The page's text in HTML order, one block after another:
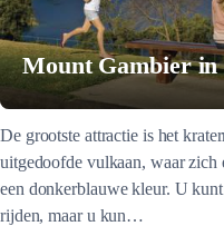
Mount Gambier in
De grootste attractie is het
uitgedoofde vulkaan, waar zich
een donkerblauwe kleur. U
rijden, maar u kun…